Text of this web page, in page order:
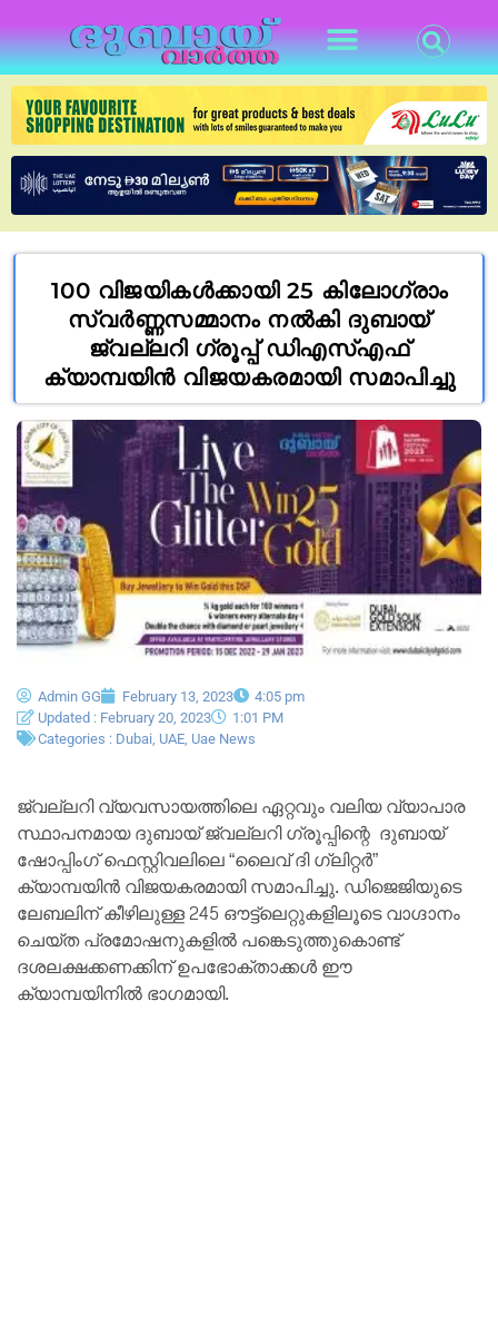
100 വിജയികൾക്കായി 25 കിലോഗ്രാം
സ്വർണ്ണസമ്മാനം നൽകി ദുബായ്
ജ്വല്ലറി ഗ്രൂപ്പ് ഡിഎസ്എഫ്
ക്യാമ്പയിൻ വിജയകരമായി സമാപിച്ചു
Admin GG February 13, 2023
4:05 pm
Updated : February 20, 2023
1:01 PM
Categories : Dubai UAE Uae News
ജ്വല്ലറി വ്യവസായത്തിലെ ഏറ്റവും വലിയ വ്യാപാര
സ്ഥാപനമായ ദുബായ് ജ്വല്ലറി ഗ്രൂപ്പിന്റെ ദുബായ്
ഷോപ്പിംഗ് ഫെസ്റ്റിവലിലെ “ലൈവ് ദി ഗ്ലിറ്റർ”
ക്യാമ്പയിൻ വിജയകരമായി സമാപിച്ചു. ഡിജെജിയുടെ
ലേബലിന് കീഴിലുള്ള 245 ഔട്ട്ലെറ്റുകളിലൂടെ വാഗ്ദാനം
ചെയ്ത പ്രമോഷനുകളിൽ പങ്കെടുത്തുകൊണ്ട്
ദശലക്ഷക്കണക്കിന് ഉപഭോക്താക്കൾ ഈ
ക്യാമ്പയിനിൽ ഭാഗമായി.